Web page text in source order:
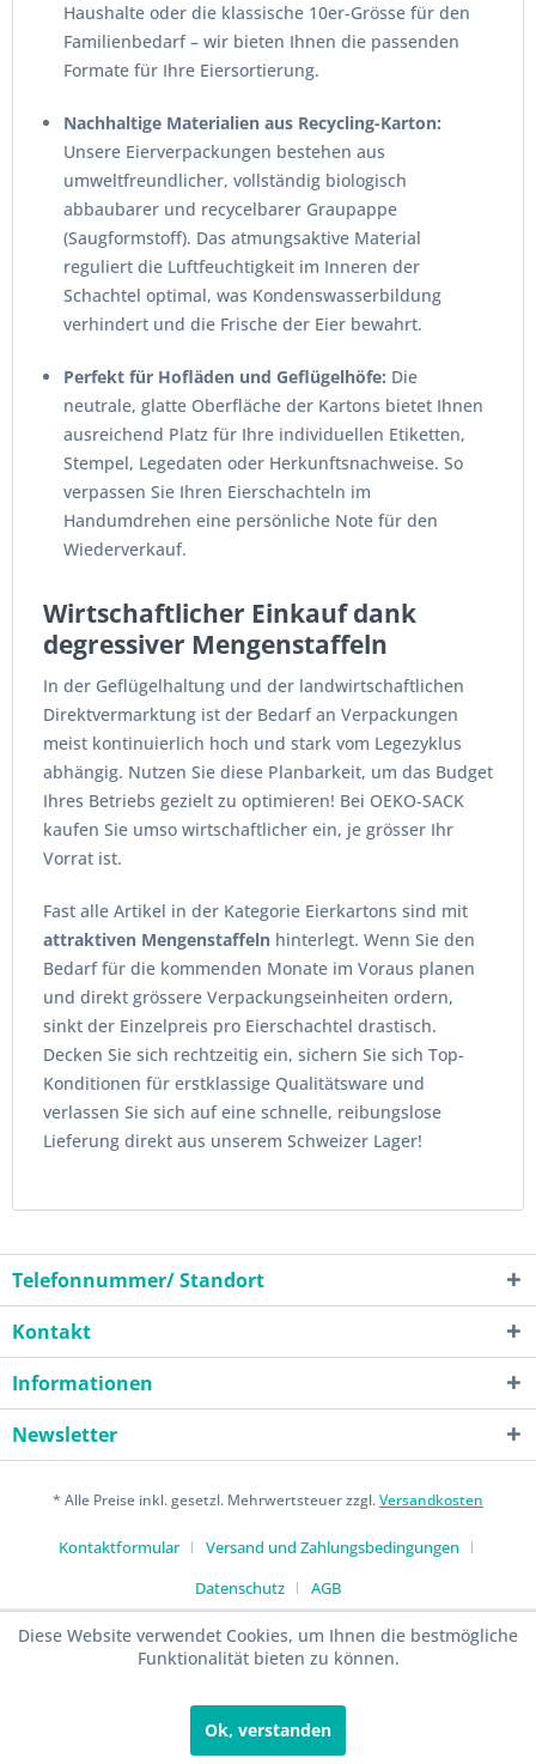
Haushalte oder die klassische 10er-Grösse für den
Familienbedarf – wir bieten Ihnen die passenden
Formate für Ihre Eiersortierung.
Nachhaltige Materialien aus Recycling-Karton:
Unsere Eierverpackungen bestehen aus
umweltfreundlicher, vollständig biologisch
abbaubarer und recycelbarer Graupappe
(Saugformstoff). Das atmungsaktive Material
reguliert die Luftfeuchtigkeit im Inneren der
Schachtel optimal, was Kondenswasserbildung
verhindert und die Frische der Eier bewahrt.
Perfekt für Hofläden und Geflügelhöfe: Die
neutrale, glatte Oberfläche der Kartons bietet Ihnen
ausreichend Platz für Ihre individuellen Etiketten,
Stempel, Legedaten oder Herkunftsnachweise. So
verpassen Sie Ihren Eierschachteln im
Handumdrehen eine persönliche Note für den
Wiederverkauf.
Wirtschaftlicher Einkauf dank
degressiver Mengenstaffeln
In der Geflügelhaltung und der landwirtschaftlichen
Direktvermarktung ist der Bedarf an Verpackungen
meist kontinuierlich hoch und stark vom Legezyklus
abhängig. Nutzen Sie diese Planbarkeit, um das Budget
Ihres Betriebs gezielt zu optimieren! Bei OEKO-SACK
kaufen Sie umso wirtschaftlicher ein, je grösser Ihr
Vorrat ist.
Fast alle Artikel in der Kategorie Eierkartons sind mit
attraktiven Mengenstaffeln hinterlegt. Wenn Sie den
Bedarf für die kommenden Monate im Voraus planen
und direkt grössere Verpackungseinheiten ordern,
sinkt der Einzelpreis pro Eierschachtel drastisch.
Decken Sie sich rechtzeitig ein, sichern Sie sich Top-
Konditionen für erstklassige Qualitätsware und
verlassen Sie sich auf eine schnelle, reibungslose
Lieferung direkt aus unserem Schweizer Lager!
Telefonnummer/ Standort
Kontakt
Informationen
Newsletter
* Alle Preise inkl. gesetzl. Mehrwertsteuer zzgl.Versandkosten
Kontaktformular
Versand und Zahlungsbedingungen
Datenschutz
AGB
Diese Website verwendet Cookies, um Ihnen die bestmögliche
Funktionalität bieten zu können.
Ok, verstanden